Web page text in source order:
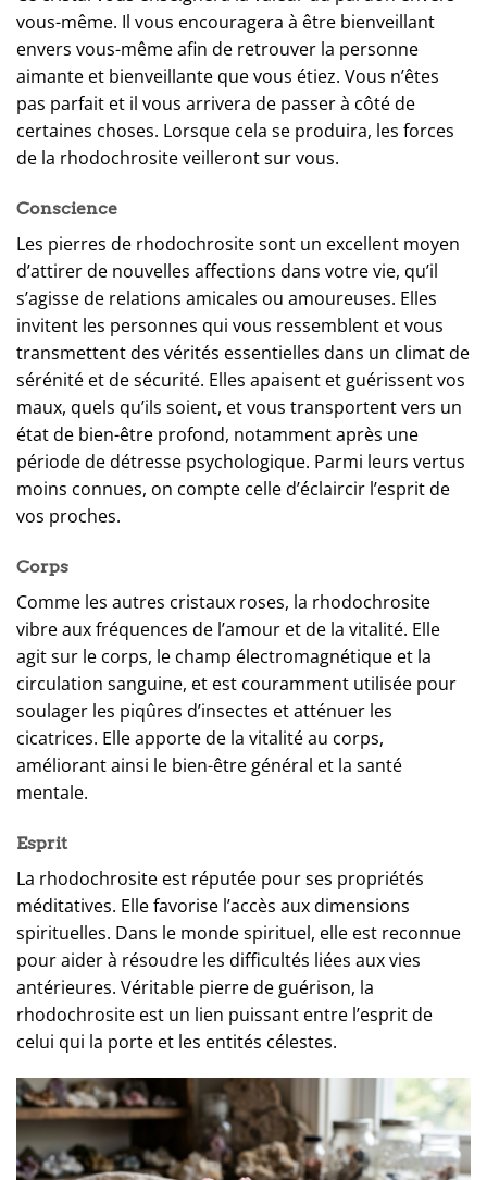
vous-même. Il vous encouragera à être bienveillant
envers vous-même afin de retrouver la personne
aimante et bienveillante que vous étiez. Vous n’êtes
pas parfait et il vous arrivera de passer à côté de
certaines choses. Lorsque cela se produira, les forces
de la rhodochrosite veilleront sur vous.
Conscience
Les pierres de rhodochrosite sont un excellent moyen
d’attirer de nouvelles affections dans votre vie, qu’il
s’agisse de relations amicales ou amoureuses. Elles
invitent les personnes qui vous ressemblent et vous
transmettent des vérités essentielles dans un climat de
sérénité et de sécurité. Elles apaisent et guérissent vos
maux, quels qu’ils soient, et vous transportent vers un
état de bien-être profond, notamment après une
période de détresse psychologique. Parmi leurs vertus
moins connues, on compte celle d’éclaircir l’esprit de
vos proches.
Corps
Comme les autres cristaux roses, la rhodochrosite
vibre aux fréquences de l’amour et de la vitalité. Elle
agit sur le corps, le champ électromagnétique et la
circulation sanguine, et est couramment utilisée pour
soulager les piqûres d’insectes et atténuer les
cicatrices. Elle apporte de la vitalité au corps,
améliorant ainsi le bien-être général et la santé
mentale.
Esprit
La rhodochrosite est réputée pour ses propriétés
méditatives. Elle favorise l’accès aux dimensions
spirituelles. Dans le monde spirituel, elle est reconnue
pour aider à résoudre les difficultés liées aux vies
antérieures. Véritable pierre de guérison, la
rhodochrosite est un lien puissant entre l’esprit de
celui qui la porte et les entités célestes.